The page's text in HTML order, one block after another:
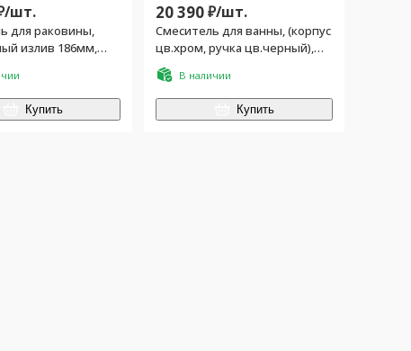
шт.
для раковины,
излив 186мм,
ручка
Arc
Купить
20 390₽/шт.
Смеситель для ванны, (корпус
цв.хром, ручка цв.черный),
Arc
В наличии
Купить